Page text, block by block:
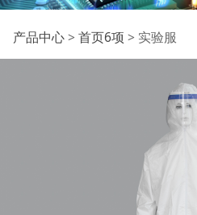
实验服
产品中心> 首页6项 > 实验服